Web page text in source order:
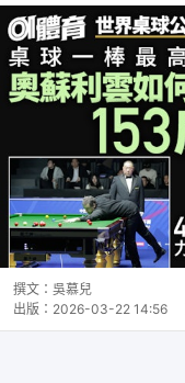
撰文： 吳慕兒
出版： 2026-03-22 14:56